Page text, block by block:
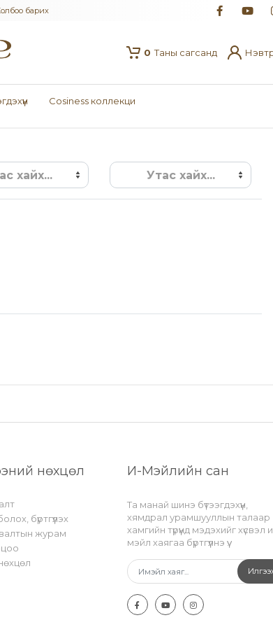
барих
0 Таны сагсанд
Cosiness коллекци
хайх... Утас хайх...
нөхцөл
бүртгүүлэх
журам
И-Мэйлийн сан
Та манай шинэ бүтээгдэхүүн,
хямдрал урамшууллын талаар
хамгийн түрүүнд мэдэхийг хүсвэл
мэйл хаягаа бүртгүүлнэ үү.